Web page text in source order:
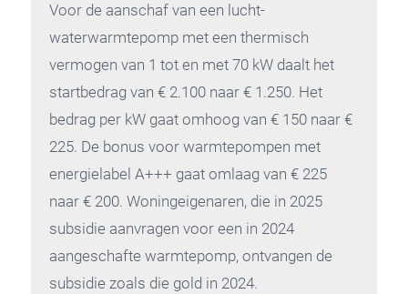
Voor de aanschaf van een lucht-
waterwarmtepomp met een thermisch
vermogen van 1 tot en met 70 kW daalt het
startbedrag van € 2.100 naar € 1.250. Het
bedrag per kW gaat omhoog van € 150 naar €
225. De bonus voor warmtepompen met
energielabel A+++ gaat omlaag van € 225
naar € 200. Woningeigenaren, die in 2025
subsidie aanvragen voor een in 2024
aangeschafte warmtepomp, ontvangen de
subsidie zoals die gold in 2024.